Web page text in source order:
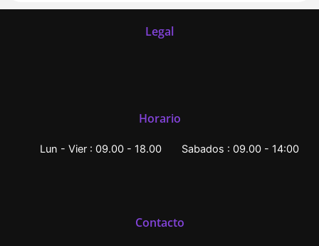
Legal
Horario
Lun - Vier : 09.00 - 18.00 Sabados : 09.00 - 14:00
Contacto